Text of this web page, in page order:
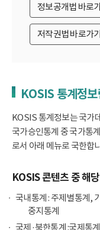
정보공개법 바로
저작권법 바로가기
KOSIS 통계정보
KOSIS 통계정보는 국가
국가승인통계 중 국가통
로서 아래 메뉴로 국한합
KOSIS 콘텐츠 중 해
국내통계 : 주제별통계,
중지통계
국제·북한통계 :국제통